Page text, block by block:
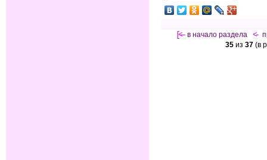
[<— в начало раздела <-
35из 37(в